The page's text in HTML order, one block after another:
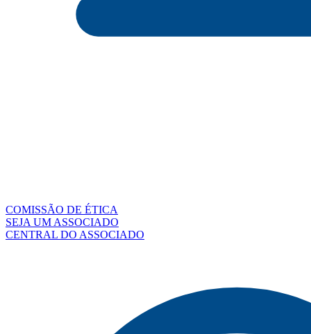
COMISSÃO DE ÉTICA
SEJA UM ASSOCIADO
CENTRAL DO ASSOCIADO